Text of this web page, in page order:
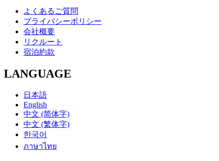
よくあるご質問
プライバシーポリシー
会社概要
リクルート
宿泊約款
LANGUAGE
日本語
English
中文 (简体字)
中文 (繁体字)
한국어
ภาษาไทย